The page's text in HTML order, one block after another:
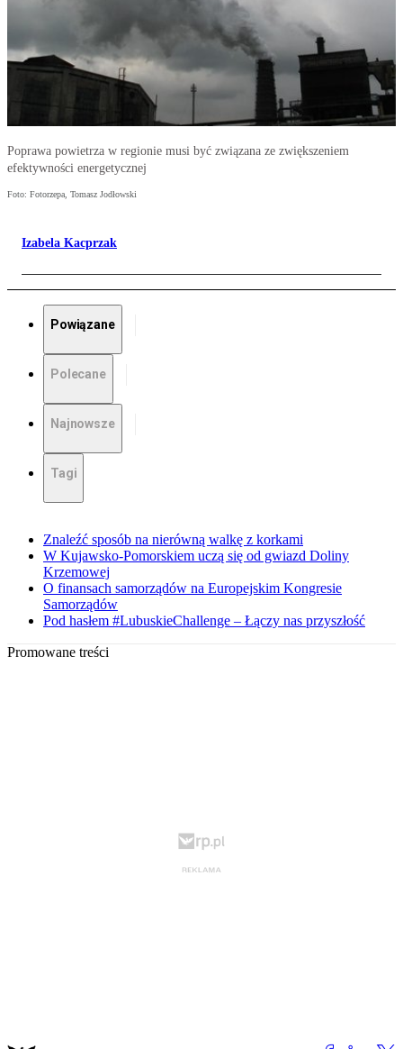
Poprawa powietrza w regionie musi być związana ze zwiększeniem
efektywności energetycznej
Foto: Fotorzepa, Tomasz Jodłowski
Izabela Kacprzak
Powiązane
Polecane
Najnowsze
Tagi
Znaleźć sposób na nierówną walkę z korkami
W Kujawsko-Pomorskiem uczą się od gwiazd Doliny
Krzemowej
O finansach samorządów na Europejskim Kongresie
Samorządów
Pod hasłem #LubuskieChallenge – Łączy nas przyszłość
Promowane treści